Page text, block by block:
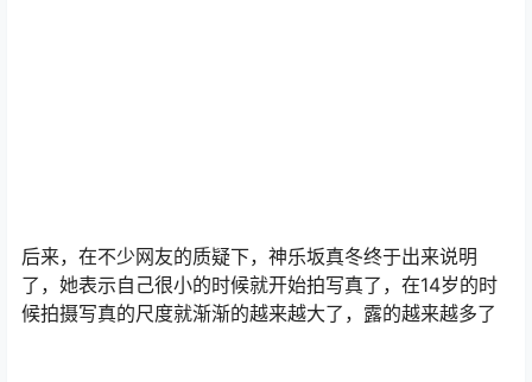
后来，在不少网友的质疑下，神乐坂真冬终于出来说明
了，她表示自己很小的时候就开始拍写真了，在14岁的时
候拍摄写真的尺度就渐渐的越来越大了，露的越来越多了